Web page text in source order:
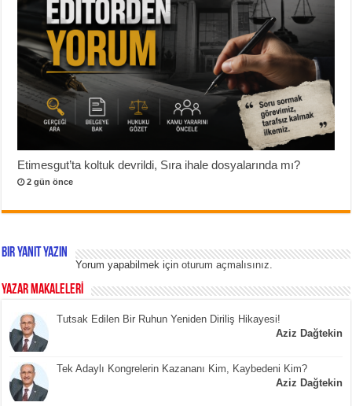
Etimesgut’ta koltuk devrildi, Sıra ihale dosyalarında mı?
2 gün önce
Bir yanıt yazın
Yorum yapabilmek içinoturum açmalısınız.
YAZAR MAKALELERİ
Tutsak Edilen Bir Ruhun Yeniden Diriliş Hikayesi!
Aziz Dağtekin
Tek Adaylı Kongrelerin Kazananı Kim, Kaybedeni Kim?
Aziz Dağtekin